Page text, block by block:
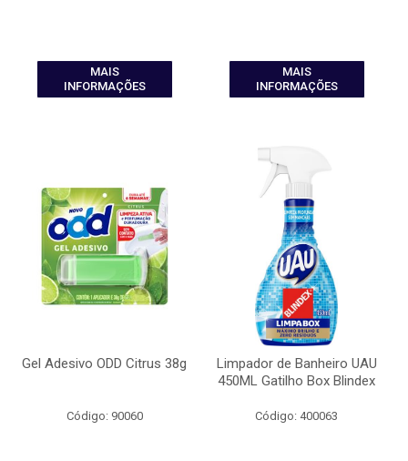
MAIS
INFORMAÇÕES
MAIS
INFORMAÇÕES
Gel Adesivo ODD Citrus 38g
Código: 90060
Limpador de Banheiro UAU
450ML Gatilho Box Blindex
Código: 400063